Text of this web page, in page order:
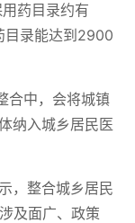
药目录约有
目录能达到2900
合中，会将城镇
纳入城乡居民医
，整合城乡居民
及面广、政策